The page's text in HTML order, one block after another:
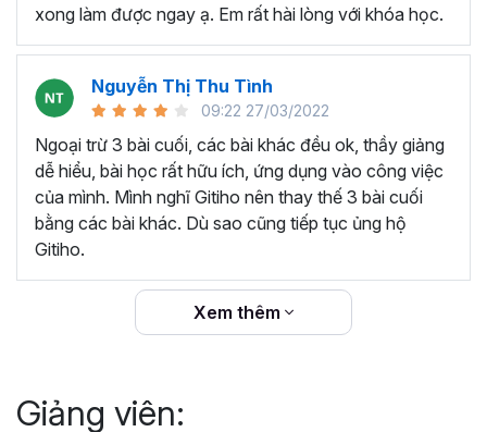
Tổng hợp thủ thuật với hàm, công thức bao gồm
cách tắt/mở gợi ý khi viết hàm, đặt tên và sử dụng
gian.
Tổng hợp hàm, công thức tính toán theo thời gian
như hàm tính toán theo tháng, tuổi, ngày hết hạn
hợp đồng,...
Hướng dẫn dùng các hàm và công thức nâng cao
nhưSUM, SUMIFS, VLOOKUP, INDEX, và các thủ
thuật hay trong Excel khác với hàm và công thức.
Những thiết lập chế độ làm việc trên Excel như thiết
lập theme, background, in ấn, và các thanh, tiêu đề,
đường kẻ lưới trong Excel.
và gán nội dung văn bản vào hình khối.
xong làm được ngay ạ. Em rất hài lòng với khóa học.
Nguyễn Thị Thu Tình
09:22 27/03/2022
Ngoại trừ 3 bài cuối, các bài khác đều ok, thầy giảng
dễ hiểu, bài học rất hữu ích, ứng dụng vào công việc
của mình. Mình nghĩ Gitiho nên thay thế 3 bài cuối
bằng các bài khác. Dù sao cũng tiếp tục ủng hộ
Gitiho.
Xem thêm
Giảng viên: